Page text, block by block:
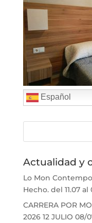
Español
Actualidad y
Lo Mon
Hecho. del 11.07 al
CARRERA POR
2026 12 JULIO 08/